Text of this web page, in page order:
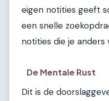
eigen notities geeft
een snelle
notities die je anders
De Mentale Rust
Dit is de